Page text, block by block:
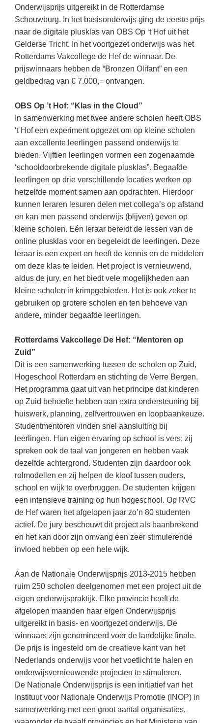
Digitaal onderwijs
Cito toets
Eindexamens
iPad scholen
NIEUWSARCHIEF
Augustus 2026
Juli 2026
Juni 2026
Mei 2026
April 2026
Lespakket ‘Circulaire Economie - van
verpakking tot nieuwe grondstof’
Gastles Zeebenen in de klas
Cursus Leer het heelal begrijpen
Van verdunningscalculator tot
practicumvoorbereiding: gratis online
TOA's
DGM in de klas
Frans (31)
Techniek (28)
Open vacature (27)
Engels (24)
Duits
Lichamelijke opvoeding (19)
Economie (17)
VACATURES PER PLAATS
Amsterdam (66)
Rotterdam (64)
Almere(49)
Utrecht(45)
Den Haag(40)
Dordrecht (35)
Zoetermeer(18)
Eindhoven
Haarlem(16)
Alkmaar (16)
Kerst kleurplaten
PUZZELS
Woordpuzzels
Kruiswoordpuzzels
LEUK IN DE KLAS
Rebussen
Biologie
Burgerschap
Ckv
Duits
Engels
Frans
Fries (Frysk)
Geschiedenis
Handelswetenschappen
Klassieke Talen
Letterkunde
Levensbeschouwing
Maatschappijleer
Muziek
Natuurkunde
Nederlands
Scheikunde
Sociale vaardigheden
Spaans
Studievaardigheden
Techniek
Topografie
Verkeer
Verzorging
THEMA'S
Budgetteren
Duurzaamheid
Eerste wereldoorlog
Evolutieleer
Feest- en Gedenkdagen
Godsdienstonderwijs
Kerstfeest
Kinderboekenweek
Kleurplaten
Boek: Kleine werelden van het zonnestelsel
Leren met klassieke muziek
Lasermachine voor het onderwijs
Lasergraaf
Onderwijs opleidingen
Ontdek Memo voor de onderbouw zelf!
Maak uw leerlingen mediawijs!
Rekentuin: altijd en overal rekenen oefenen
op je eigen niveau
Taalzee: adaptief oefenen en toetsen
Theater als middel voor het aanleren van
sociale vaardigheden
Lesmateriaal gebaseerd op
(hersen)onderzoek
Meesterbaan onderwijsvacatures
LEERMETHODEN
Biologie
Examentraining
Geschiedenis
Nederlands
Rekenen
Sociale vaardigheden
Studievaardigheden
Taalvaardigheden
LESMATERIAAL
Beeldende Vorming
Biologie
Geld PO
Geld VO
Maatschappijleer
Rekenen
Sociale vaardigheden
Taalvaardigheid
Vakoverstijgend
Verzorging
MEER...
AI voor het onderwijs
Onderwijsprijs uitgereikt in de Rotterdamse
Schouwburg. In het basisonderwijs ging de eerste prijs
naar de digitale plusklas van OBS Op ‘t Hof uit het
Gelderse Tricht. In het voortgezet onderwijs was het
Rotterdams Vakcollege de Hef de winnaar. De
prijswinnaars hebben de “Bronzen Olifant” en een
geldbedrag van € 7.000,= ontvangen.
OBS Op ’t Hof: “Klas in the Cloud”
In samenwerking met twee andere scholen heeft OBS
‘t Hof een experiment opgezet om op kleine scholen
aan excellente leerlingen passend onderwijs te
bieden. Vijftien leerlingen vormen een zogenaamde
‘schooldoorbrekende digitale plusklas”. Begaafde
leerlingen op drie verschillende locaties werken op
hetzelfde moment samen aan opdrachten. Hierdoor
kunnen leraren lesuren delen met collega’s op afstand
en kan men passend onderwijs (blijven) geven op
kleine scholen. Eén leraar bereidt de lessen van de
online plusklas voor en begeleidt de leerlingen. Deze
leraar is een expert en heeft de kennis en de middelen
om deze klas te leiden. Het project is vernieuwend,
aldus de jury, en het biedt vele mogelijkheden aan
kleine scholen in krimpgebieden. Het is ook zeker te
gebruiken op grotere scholen en ten behoeve van
andere, minder begaafde leerlingen.
Rotterdams Vakcollege De Hef: “Mentoren op
Zuid”
Dit is een samenwerking tussen de scholen op Zuid,
Hogeschool Rotterdam en stichting de Verre Bergen.
Het programma gaat uit van het principe dat kinderen
op Zuid behoefte hebben aan extra ondersteuning bij
huiswerk, planning, zelfvertrouwen en loopbaankeuze.
Studentmentoren vinden snel aansluiting bij
leerlingen. Hun eigen ervaring op school is vers; zij
spreken ook de taal van jongeren en hebben vaak
dezelfde achtergrond. Studenten zijn daardoor ook
rolmodellen en zij helpen de kloof tussen ouders,
school en wijk te overbruggen. De studenten krijgen
een intensieve training op hun hogeschool. Op RVC
de Hef waren het afgelopen jaar zo’n 80 studenten
actief. De jury beschouwt dit project als baanbrekend
en het kan door zijn omvang een zeer stimulerende
invloed hebben op een hele wijk.
Aan de Nationale Onderwijsprijs 2013-2015 hebben
ruim 250 scholen deelgenomen met een project uit de
eigen onderwijspraktijk. Elke provincie heeft de
afgelopen maanden haar eigen Onderwijsprijs
uitgereikt in basis- en voortgezet onderwijs. De
winnaars zijn genomineerd voor de landelijke finale.
De prijs is ingesteld om de creatieve kant van het
Nederlands onderwijs voor het voetlicht te halen en
onderwijsvernieuwende projecten te stimuleren.
De Nationale Onderwijsprijs is een initiatief van het
Instituut voor Nationale Onderwijs Promotie (INOP) in
samenwerking met een groot aantal organisaties,